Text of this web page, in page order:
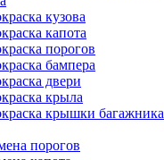
кузова
капота
порогов
бампера
двери
крыла
крышки багажника
порогов